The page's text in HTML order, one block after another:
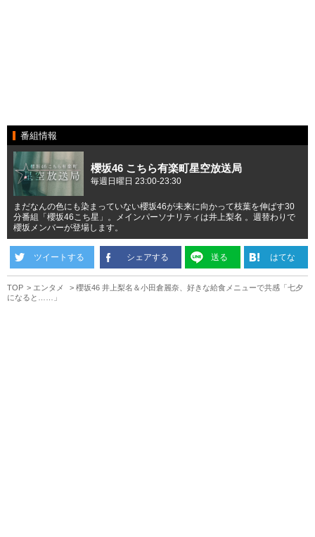
番組情報
櫻坂46 こちら有楽町星空放送局
毎週日曜日 23:00-23:30
まだなんの色にも染まっていない櫻坂46が未来に向かって枝葉を伸ばす30
分番組「櫻坂46こち星」。メインパーソナリティは井上梨名 。週替わりで
櫻坂メンバーが登場します。
ツイートする シェアする 送る はてな
TOP エンタメ
櫻坂46 井上梨名＆小田倉麗奈、好きな給食メニューで共感「七夕
になると……」